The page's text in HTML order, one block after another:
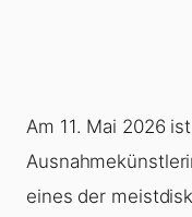
Am 11. Mai 2026
eines der